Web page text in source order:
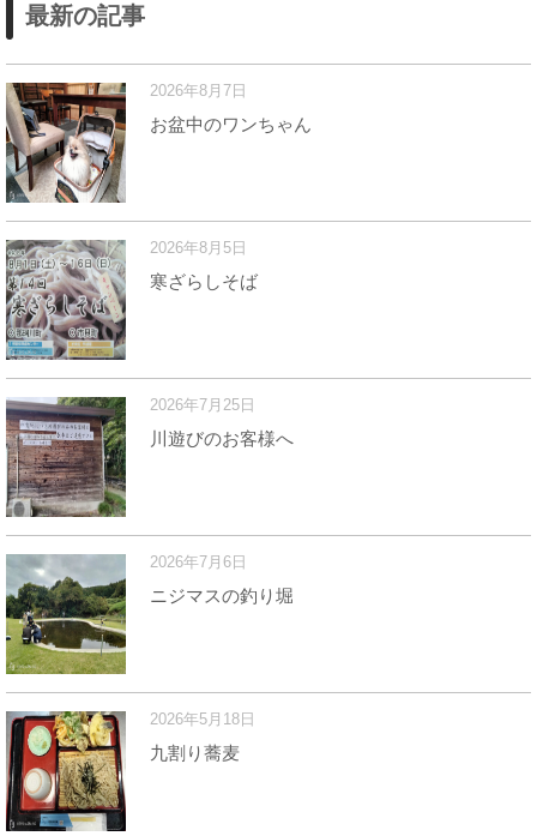
最新の記事
2026年8月7日
お盆中のワンちゃん
2026年8月5日
寒ざらしそば
2026年7月25日
川遊びのお客様へ
2026年7月6日
ニジマスの釣り堀
2026年5月18日
九割り蕎麦